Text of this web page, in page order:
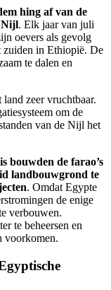
hing af van de
Nijl. Elk jaar van juli
oevers als gevolg
zuiden in Ethiopië. De
te dalen en
zeer vruchtbaar.
om de
van de Nijl het
bouwden de farao’s
landbouwgrond te
. Omdat Egypte
de enige
verbouwen.
te beheersen en
voorkomen.